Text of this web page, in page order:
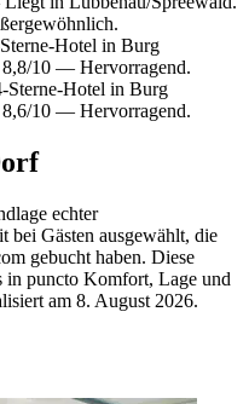
Hotel in Burg
8,8/10 — Hervorragend.
Hotel in Burg
8,6/10 — Hervorragend.
echter
bei Gästen ausgewählt, die
gebucht haben. Diese
in puncto Komfort, Lage und
am 8. August 2026.